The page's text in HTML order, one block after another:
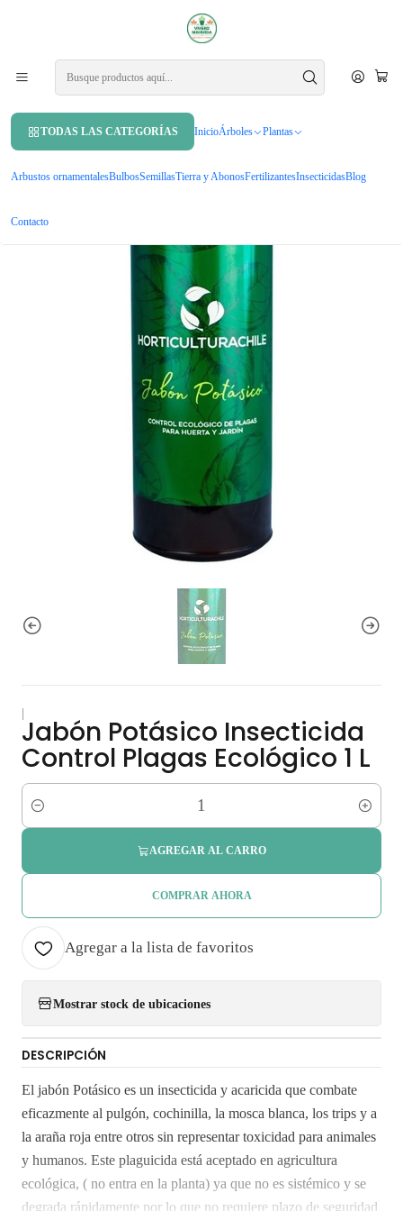
TODAS LAS CATEGORÍAS InicioÁrboles Plantas
Arbustos ornamentalesBulbosSemillasTierra y AbonosFertilizantesInsecticidasBlog
Contacto
APROVECHA UN 10% DE DCTO. EN TU PRIMERA COMPRA USANDO
Inicio
Jabón Potásico Insecticida Control Plagas Ecológico 1 L
Jabón Potásico Insecticida
Control Plagas Ecológico 1 L
Cantidad
AGREGAR AL CARRO
COMPRAR AHORA
Agregar a la lista de favoritos
Mostrar stock de ubicaciones
DESCRIPCIÓN
El jabón Potásico es un insecticida y acaricida que combate
eficazmente al pulgón, cochinilla, la mosca blanca, los trips y a
la araña roja entre otros sin representar toxicidad para animales
y humanos. Este plaguicida está aceptado en agricultura
ecológica, ( no entra en la planta) ya que no es sistémico y se
degrada rápidamente por lo que no requiere plazo de seguridad